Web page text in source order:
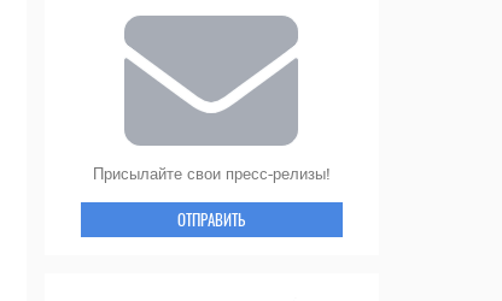
Присылайте свои пресс-релизы!
ОТПРАВИТЬ